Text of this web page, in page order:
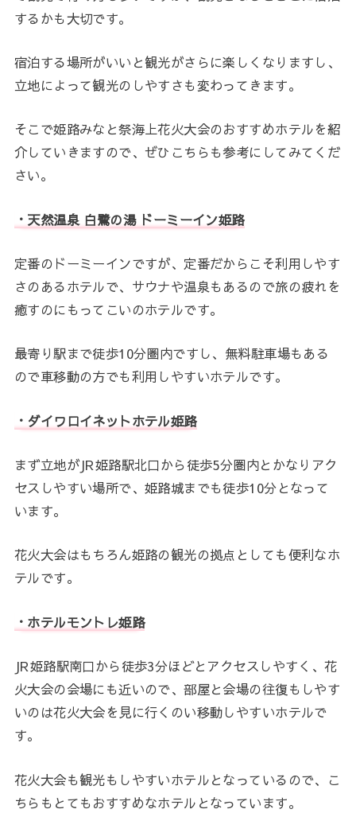
するかも大切です。
宿泊する場所がいいと観光がさらに楽しくなりますし、
立地によって観光のしやすさも変わってきます。
そこで姫路みなと祭海上花火大会のおすすめホテルを紹
介していきますので、ぜひこちらも参考にしてみてくだ
さい。
・天然温泉 白鷺の湯 ドーミーイン姫路
定番のドーミーインですが、定番だからこそ利用しやす
さのあるホテルで、サウナや温泉もあるので旅の疲れを
癒すのにもってこいのホテルです。
最寄り駅まで徒歩10分圏内ですし、無料駐車場もある
ので車移動の方でも利用しやすいホテルです。
・ダイワロイネットホテル姫路
まず立地がJR姫路駅北口から徒歩5分圏内とかなりアク
セスしやすい場所で、姫路城までも徒歩10分となって
います。
花火大会はもちろん姫路の観光の拠点としても便利なホ
テルです。
・ホテルモントレ姫路
JR姫路駅南口から徒歩3分ほどとアクセスしやすく、花
火大会の会場にも近いので、部屋と会場の往復もしやす
いのは花火大会を見に行くのい移動しやすいホテルで
す。
花火大会も観光もしやすいホテルとなっているので、こ
ちらもとてもおすすめなホテルとなっています。